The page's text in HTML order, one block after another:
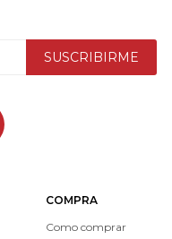
COMPRA
Como comprar
SUSCRIBIRME